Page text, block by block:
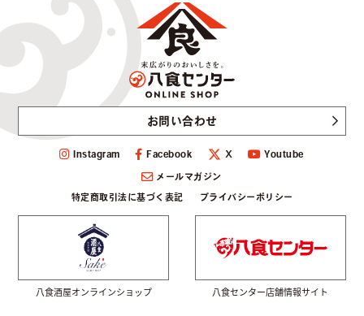
お問い合わせ
Instagram Facebook Ｘ Youtube
メールマガジン
特定商取引法に基づく表記 プライバシーポリシー
八食酒屋オンラインショップ 八食センター店舗情報サイト